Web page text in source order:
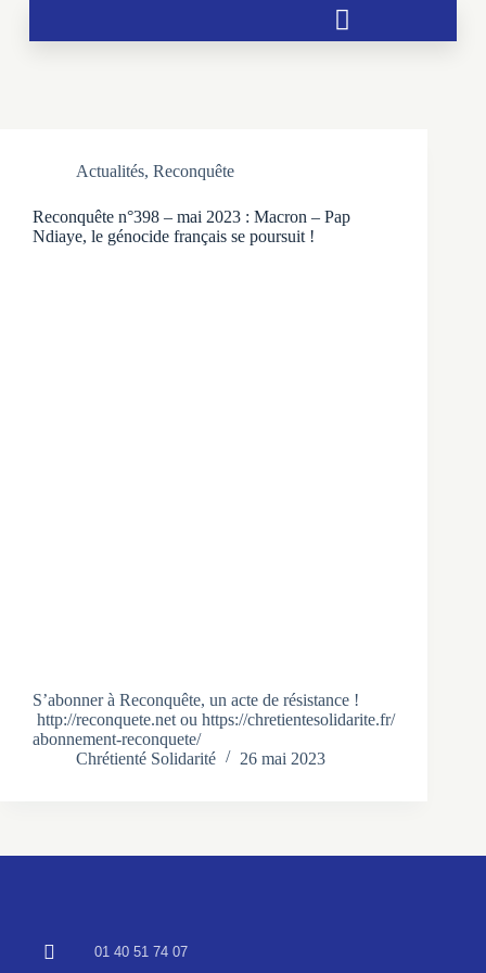
Actualités, Reconquête
Reconquête n°398 – mai 2023 : Macron – Pap
Ndiaye, le génocide français se poursuit !
S’abonner à Reconquête, un acte de résistance !
http://reconquete.net ou https://chretientesolidarite.fr/
abonnement-reconquete/
Chrétienté Solidarité
26 mai 2023
01 40 51 74 07